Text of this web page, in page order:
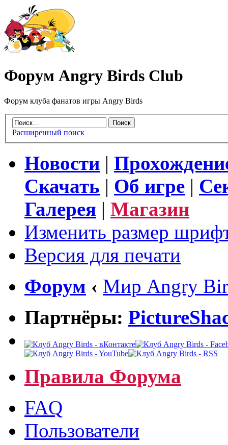
Форум Angry Birds Club
Форум клуба фанатов игры Angry Birds
Расширенный поиск
Новости |
Скачать | Об игре |
Галерея | Магазин
Изменить размер
Версия для печати
Форум ‹ Мир Angry
Партнёры:
Правила Форума
FAQ
Пользователи